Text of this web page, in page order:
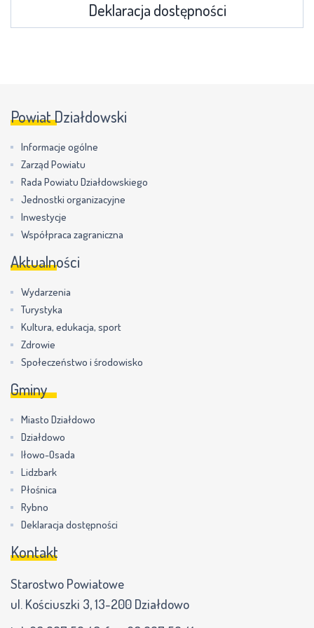
Deklaracja dostępności
Powiat Działdowski
Informacje ogólne
Zarząd Powiatu
Rada Powiatu Działdowskiego
Jednostki organizacyjne
Inwestycje
Współpraca zagraniczna
Aktualności
Wydarzenia
Turystyka
Kultura, edukacja, sport
Zdrowie
Społeczeństwo i środowisko
Gminy
Miasto Działdowo
Działdowo
Iłowo-Osada
Lidzbark
Płośnica
Rybno
Deklaracja dostępności
Kontakt
Starostwo Powiatowe
ul. Kościuszki 3, 13-200 Działdowo